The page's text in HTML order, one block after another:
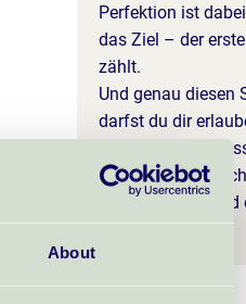
About
Perfektion ist
das Ziel – der
zählt.
Und genau diesen
darfst du dir
Mir ist wichtig,
und Kreativität
sondern leicht
sind.